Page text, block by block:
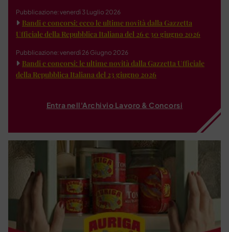
Pubblicazione: venerdì 3 Luglio 2026
Bandi e concorsi: ecco le ultime novità dalla Gazzetta
Ufficiale della Repubblica Italiana del 26 e 30 giugno 2026
Pubblicazione: venerdì 26 Giugno 2026
Bandi e concorsi: le ultime novità dalla Gazzetta Ufficiale
della Repubblica Italiana del 23 giugno 2026
Entra nell'Archivio Lavoro & Concorsi